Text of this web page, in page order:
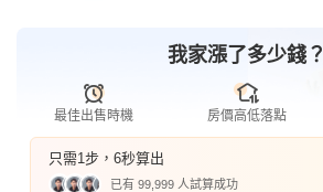
我家漲了多少錢？
最佳出售時機 房價高低落點
只需1步，6秒算出
已有 99,999 人試算成功